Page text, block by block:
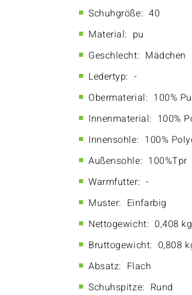
Schuhgröße: 40
Material: pu
Geschlecht: Mädchen
Ledertyp: -
Obermaterial: 100% Pu
Innenmaterial: 100%
Innensohle: 100%
Außensohle: 100%Tpr
Warmfutter: -
Muster: Einfarbig
Nettogewicht: 0,408 kg
Bruttogewicht: 0,808
Absatz: Flach
Schuhspitze: Rund